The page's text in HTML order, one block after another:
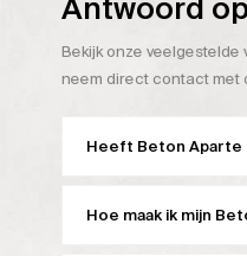
Antwoord
Bekijk onze veelgestelde
neem direct contact met
Heeft Beton Aparte
Hoe maak ik mijn